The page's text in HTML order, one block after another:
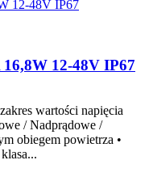
12-48V IP67
wartości napięcia
/ Nadprądowe /
obiegem powietrza •